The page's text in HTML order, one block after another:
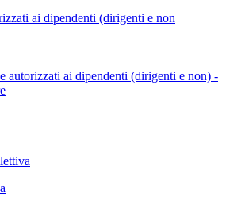
ai dipendenti (dirigenti e non
autorizzati ai dipendenti (dirigenti e non) -